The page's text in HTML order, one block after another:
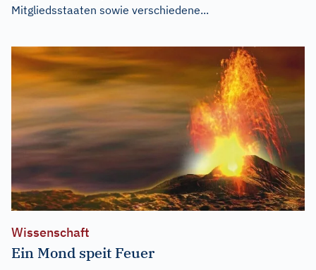
Mitgliedsstaaten sowie verschiedene...
Wissenschaft
Ein Mond speit Feuer